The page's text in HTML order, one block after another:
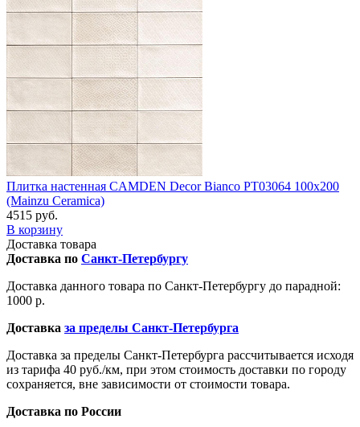
Плитка настенная CAMDEN Decor Bianco PT03064 100x200
(Mainzu Ceramica)
4515 руб.
В корзину
Доставка товара
Доставка по Санкт-Петербургу
Доставка данного товара по Санкт-Петербургу до парадной:
1000 р.
Доставка за пределы Санкт-Петербурга
Доставка за пределы Санкт-Петербурга рассчитывается исходя
из тарифа 40 руб./км, при этом стоимость доставки по городу
сохраняется, вне зависимости от стоимости товара.
Доставка по России